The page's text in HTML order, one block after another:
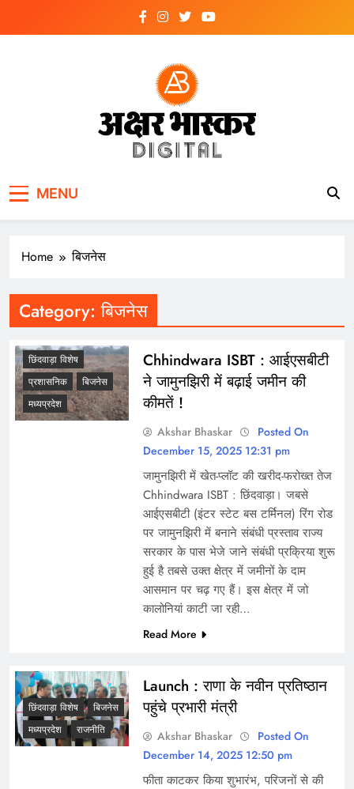
MENU
Home बिजनेस
Category:बिजनेस
छिंदवाड़ा विशेष
प्रशासनिक
बिजनेस
मध्यप्रदेश
Chhindwara ISBT : आईएसबीटी
ने जामुनझिरी में बढ़ाई जमीन की
कीमतें !
Akshar Bhaskar
Posted On
December 15, 2025 12:31 pm
जामुनझिरी में खेत-प्लॉट की खरीद-फरोख्त तेज
Chhindwara ISBT : छिंदवाड़ा। जबसे
आईएसबीटी (इंटर स्टेट बस टर्मिनल) रिंग रोड
पर जामुनझिरी में बनाने संबंधी प्रस्ताव राज्य
सरकार के पास भेजे जाने संबंधी प्रक्रिया शुरू
हुई है तबसे उक्त क्षेत्र में जमीनों के दाम
आसमान पर चढ़ गए हैं। इस क्षेत्र में जो
कालोनियां काटी जा रही…
Read More
छिंदवाड़ा विशेष
बिजनेस
मध्यप्रदेश
राजनीति
Launch : राणा के नवीन प्रतिष्ठान
पहुंचे प्रभारी मंत्री
Akshar Bhaskar
Posted On
December 14, 2025 12:50 pm
फीता काटकर किया शुभारंभ, परिजनों से की